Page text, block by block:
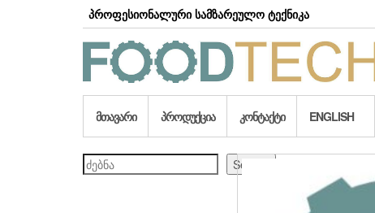
პროფესიონალური სამზარეულო ტექნიკა
ᲛᲗᲐᲕᲐᲠᲘ ᲞᲠᲝᲓᲣᲥᲪᲘᲐ ᲙᲝᲜᲢᲐᲥᲢᲘ ENGLISH
ძებნა Search